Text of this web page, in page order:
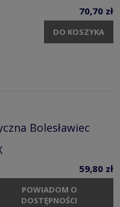
70,70 zł
DO KOSZYKA
Bolesławiec
59,80 zł
POWIADOM O
DOSTĘPNOŚCI